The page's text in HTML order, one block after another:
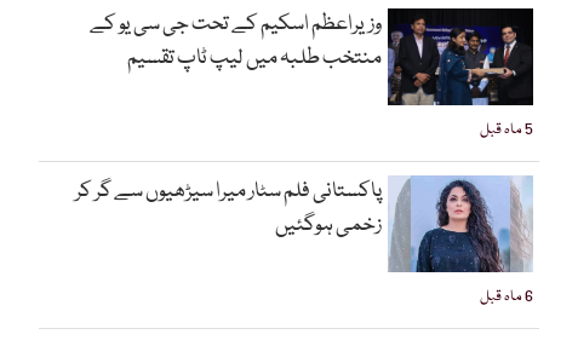
5 ماہ قبل
وزیراعظم اسکیم کے تحت جی سی یو کے
منتخب طلبہ میں لیپ ٹاپ تقسیم
6 ماہ قبل
پاکستانی فلم سٹار میرا سیڑھیوں سے گر کر
زخمی ہوگئیں